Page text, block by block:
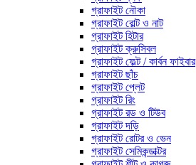
গ্রাফাইট নৌকা
গ্রাফাইট বোল্ট ও নাট
গ্রাফাইট হিটার
গ্রাফাইট ক্রুসিবল
গ্রাফাইট ফেল্ট / কার্বন ফাইবার
গ্রাফাইট ছাঁচ
গ্রাফাইট প্লেট
গ্রাফাইট রিং
গ্রাফাইট রড ও টিউব
গ্রাফাইট দড়ি
গ্রাফাইট রোটর ও ভেন
গ্রাফাইট সেমিকন্ডাক্টর